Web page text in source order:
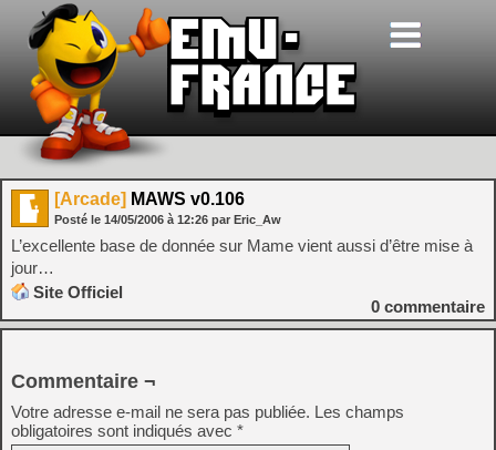
[Arcade] MAWS v0.106
Posté le 14/05/2006 à 12:26 par Eric_Aw
L’excellente base de donnée sur Mame vient aussi d’être mise à
jour…
Site Officiel
0 commentaire
Commentaire ¬
Votre adresse e-mail ne sera pas publiée. Les champs
obligatoires sont indiqués avec *